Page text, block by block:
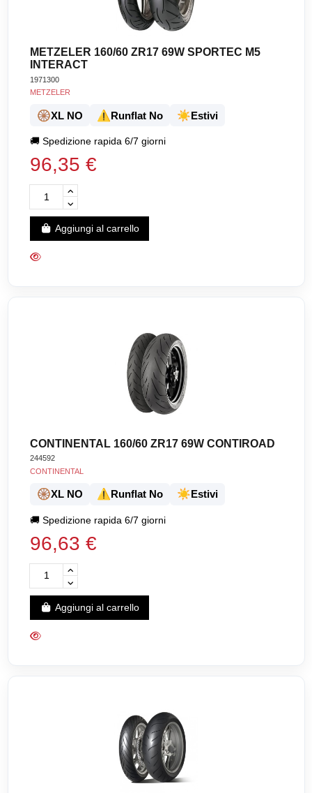
METZELER 160/60 ZR17 69W SPORTEC M5
INTERACT
1971300
METZELER
🛞XL NO ⚠️Runflat No ☀️Estivi
🚚Spedizione rapida 6/7 giorni
96,35 €
Aggiungi al carrello
CONTINENTAL 160/60 ZR17 69W CONTIROAD
244592
CONTINENTAL
🛞XL NO ⚠️Runflat No ☀️Estivi
🚚Spedizione rapida 6/7 giorni
96,63 €
Aggiungi al carrello